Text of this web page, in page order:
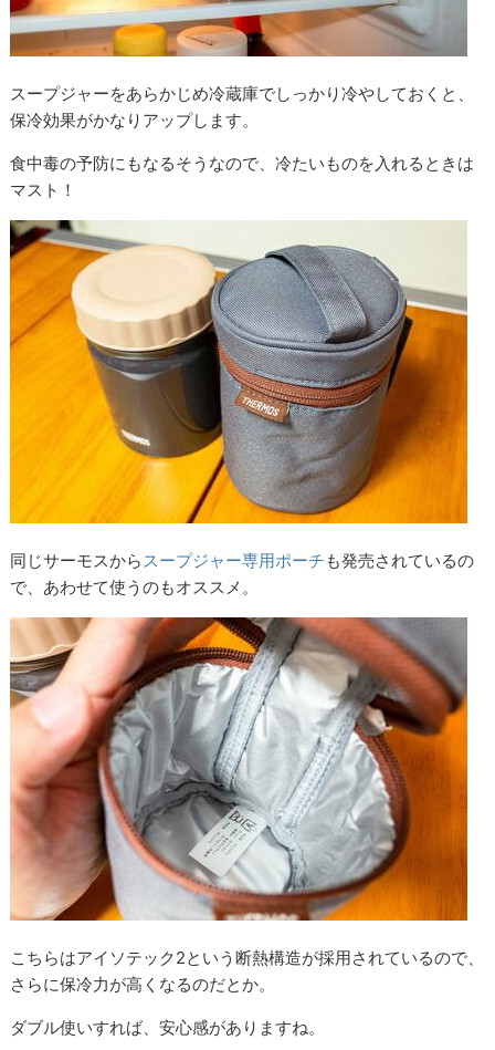
スープジャーをあらかじめ冷蔵庫でしっかり冷やしておくと、
保冷効果がかなりアップします。
食中毒の予防にもなるそうなので、冷たいものを入れるときは
マスト！
同じサーモスからスープジャー専用ポーチ も発売されているの
で、あわせて使うのもオススメ。
こちらはアイソテック2という断熱構造が採用されているので、
さらに保冷力が高くなるのだとか。
ダブル使いすれば、安心感がありますね。